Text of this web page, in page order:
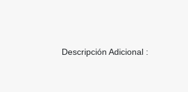
Descripción Adicional :